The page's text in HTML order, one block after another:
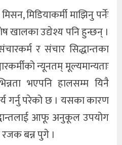
मिडियाकर्मी माझिनु पर्नेः
खालका उद्येश्य पनि हुन्छन् ।
र संचार सिद्धान्तका
न्यूनतम् मूल्यमान्यताः
भएपनि हालसम्म यिनै
गर्नु परेको छ । यसका कारण
आफू अनुकूल उपयोग
रजक बन्न पुगे ।